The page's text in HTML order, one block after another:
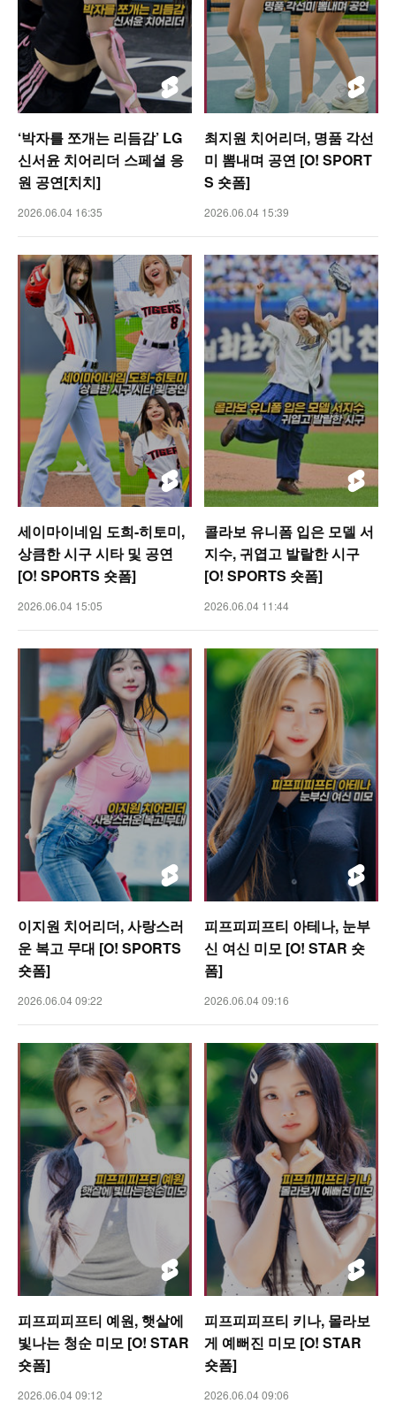
‘박자를 쪼개는 리듬감’ LG
신서윤 치어리더 스페셜 응
원 공연[치치]
2026.06.04 16:35
최지원 치어리더, 명품 각선
미 뽐내며 공연 [O! SPORT
S 숏폼]
2026.06.04 15:39
세이마이네임 도희-히토미,
상큼한 시구 시타 및 공연
[O! SPORTS 숏폼]
2026.06.04 15:05
콜라보 유니폼 입은 모델 서
지수, 귀엽고 발랄한 시구
[O! SPORTS 숏폼]
2026.06.04 11:44
이지원 치어리더, 사랑스러
운 복고 무대 [O! SPORTS
숏폼]
2026.06.04 09:22
피프피피프티 아테나, 눈부
신 여신 미모 [O! STAR 숏
폼]
2026.06.04 09:16
피프피피프티 예원, 햇살에
빛나는 청순 미모 [O! STAR
숏폼]
2026.06.04 09:12
피프피피프티 키나, 몰라보
게 예뻐진 미모 [O! STAR
숏폼]
2026.06.04 09:06